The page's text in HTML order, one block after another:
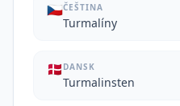
🇨🇿ČEŠTINA
Turmalíny
🇩🇰 DANSK
Turmalinsten